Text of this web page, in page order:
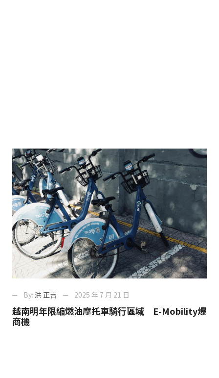
By: 洪 正吉 2025 年 7 月 21 日
越南明年限縮燃油摩托車騎行區域 E-Mobility爆
商機